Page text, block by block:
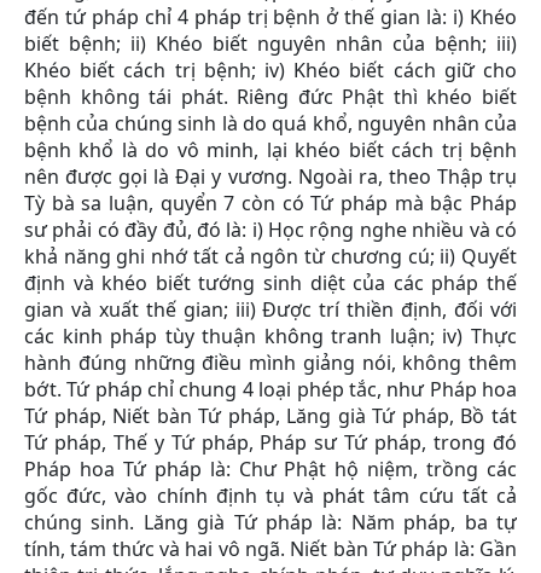
đến tứ pháp chỉ 4 pháp trị bệnh ở thế gian là: i) Khéo
biết bệnh; ii) Khéo biết nguyên nhân của bệnh; iii)
Khéo biết cách trị bệnh; iv) Khéo biết cách giữ cho
bệnh không tái phát. Riêng đức Phật thì khéo biết
bệnh của chúng sinh là do quá khổ, nguyên nhân của
bệnh khổ là do vô minh, lại khéo biết cách trị bệnh
nên được gọi là Đại y vương. Ngoài ra, theo Thập trụ
Tỳ bà sa luận, quyển 7 còn có Tứ pháp mà bậc Pháp
sư phải có đầy đủ, đó là: i) Học rộng nghe nhiều và có
khả năng ghi nhớ tất cả ngôn từ chương cú; ii) Quyết
định và khéo biết tướng sinh diệt của các pháp thế
gian và xuất thế gian; iii) Được trí thiền định, đối với
các kinh pháp tùy thuận không tranh luận; iv) Thực
hành đúng những điều mình giảng nói, không thêm
bớt. Tứ pháp chỉ chung 4 loại phép tắc, như Pháp hoa
Tứ pháp, Niết bàn Tứ pháp, Lăng già Tứ pháp, Bồ tát
Tứ pháp, Thế y Tứ pháp, Pháp sư Tứ pháp, trong đó
Pháp hoa Tứ pháp là: Chư Phật hộ niệm, trồng các
gốc đức, vào chính định tụ và phát tâm cứu tất cả
chúng sinh. Lăng già Tứ pháp là: Năm pháp, ba tự
tính, tám thức và hai vô ngã. Niết bàn Tứ pháp là: Gần